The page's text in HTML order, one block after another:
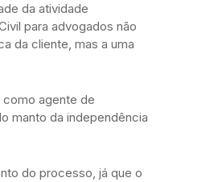
da atividade
para advogados não
da cliente, mas a uma
como agente de
manto da independência
do processo, já que o